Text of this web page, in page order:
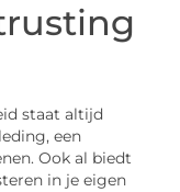
staat altijd
een
Ook al biedt
in je eigen